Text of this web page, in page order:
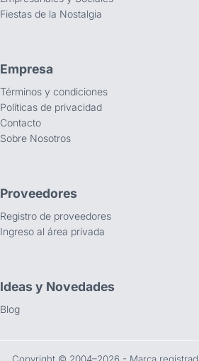
Fiestas de la Nostalgia
Empresa
Términos y condiciones
Políticas de privacidad
Contacto
Sobre Nosotros
Proveedores
Registro de proveedores
Ingreso al área privada
Ideas y Novedades
Blog
Copyright ©️ 2004–2026 - Marca